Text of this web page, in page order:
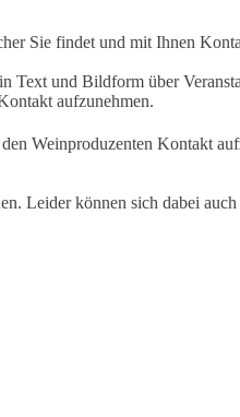
Sie findet und mit Ihnen
Text und Bildform über
aufzunehmen.
Weinproduzenten Kontakt
Leider können sich dabei